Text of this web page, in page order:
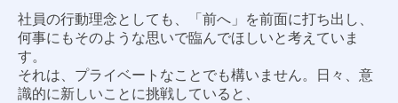
社員の行動理念としても、「前へ」を前面に打ち出し、
何事にもそのような思いで臨んでほしいと考えていま
す。
それは、プライベートなことでも構いません。日々、意
識的に新しいことに挑戦していると、